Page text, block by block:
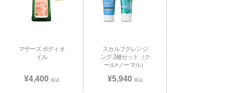
マザーズ ボディオ
イル
¥4,400 税込
スカルプクレンジ
ング 2種セット（ク
ール×ノーマル）
¥5,940 税込